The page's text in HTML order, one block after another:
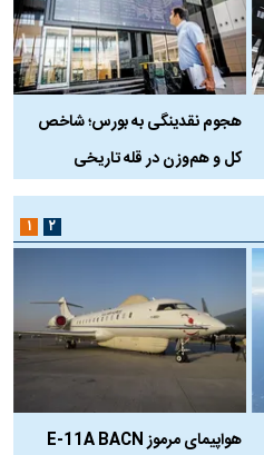
هجوم نقدینگی به بورس؛ شاخص
کل و هم‌وزن در قله تاریخی
هواپیمای مرموز E-11A BACN
۱ ۲